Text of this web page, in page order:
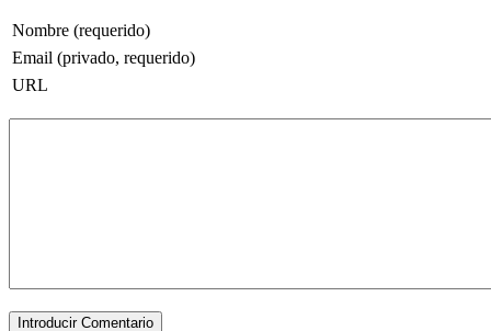
Nombre (requerido)
Email (privado, requerido)
URL